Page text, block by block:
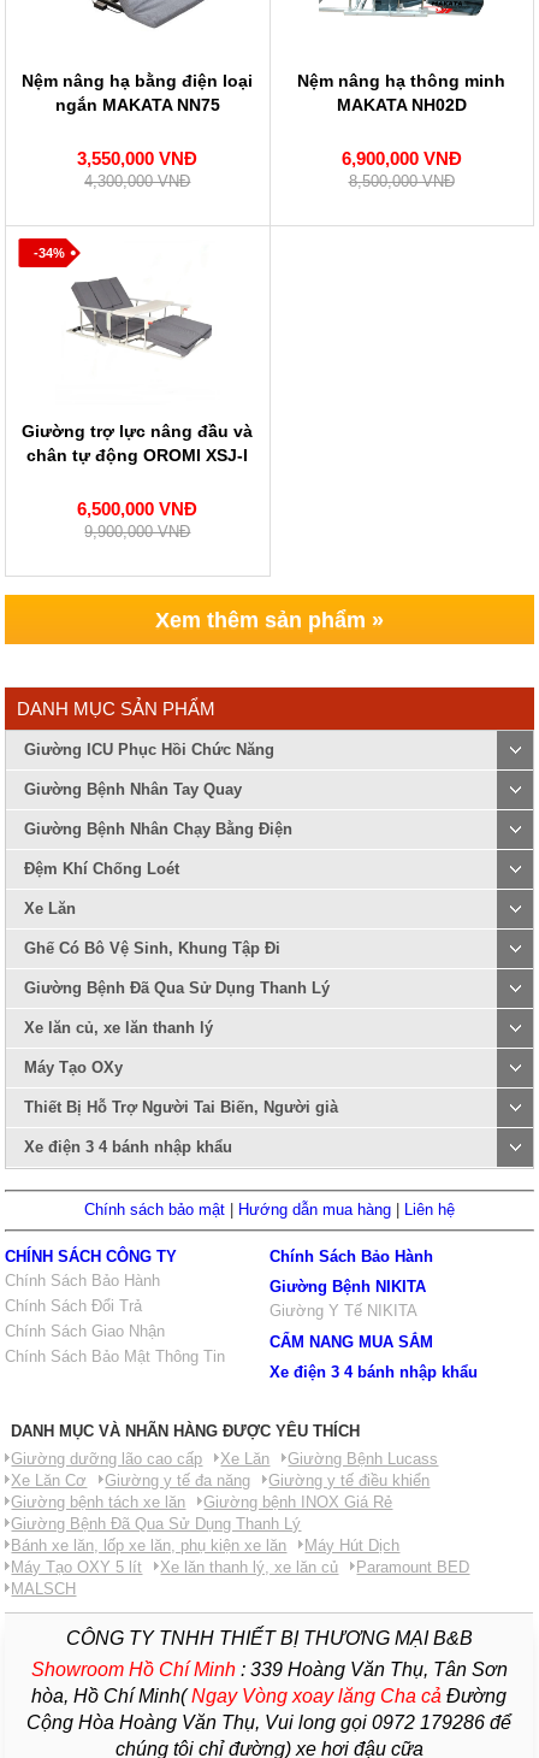
Nệm nâng hạ bằng điện loại
ngắn MAKATA NN75
3,550,000 VNĐ
4,300,000 VNĐ
Nệm nâng hạ thông minh
MAKATA NH02D
6,900,000 VNĐ
8,500,000 VNĐ
-34%
Giường trợ lực nâng đầu và
chân tự động OROMI XSJ-I
6,500,000 VNĐ
9,900,000 VNĐ
Xem thêm sản phẩm »
DANH MỤC SẢN PHẨM
Giường ICU Phục Hồi Chức Năng
Giường Bệnh Nhân Tay Quay
Giường Bệnh Nhân Chạy Bằng Điện
Đệm Khí Chống Loét
Xe Lăn
Ghế Có Bô Vệ Sinh, Khung Tập Đi
Giường Bệnh Đã Qua Sử Dụng Thanh Lý
Xe lăn củ, xe lăn thanh lý
Máy Tạo OXy
Thiết Bị Hỗ Trợ Người Tai Biến, Người già
Xe điện 3 4 bánh nhập khẩu
Chính sách bảo mật Hướng dẫn mua hàng Liên hệ
CHÍNH SÁCH CÔNG TY
Chính Sách Bảo Hành
Chính Sách Đổi Trả
Chính Sách Giao Nhận
Chính Sách Bảo Mật Thông Tin
Chính Sách Bảo Hành
Giường Bệnh NIKITA
Giường Y Tế NIKITA
CẨM NANG MUA SẮM
Xe điện 3 4 bánh nhập khẩu
DANH MỤC VÀ NHÃN HÀNG ĐƯỢC YÊU THÍCH
Giường dưỡng lão cao cấp
Xe Lăn
Giường Bệnh Lucass
Xe Lăn Cơ
Giường y tế đa năng
Giường y tế điều khiển
Giường bệnh tách xe lăn
Giường bệnh INOX Giá Rẻ
Giường Bệnh Đã Qua Sử Dụng Thanh Lý
Bánh xe lăn, lốp xe lăn, phụ kiện xe lăn
Máy Hút Dịch
Máy Tạo OXY 5 lít
Xe lăn thanh lý, xe lăn củ
Paramount BED
MALSCH
CÔNG TY TNHH THIẾT BỊ THƯƠNG MẠI B&B
Showroom Hồ Chí Minh:339 Hoàng Văn Thụ, Tân Sơn
hòa, Hồ Chí Minh(Ngay Vòng xoay lăng Cha cả Đường
Cộng Hòa Hoàng Văn Thụ, Vui long gọi 0972 179286 để
chúng tôi chỉ đường) xe hơi đậu cữa